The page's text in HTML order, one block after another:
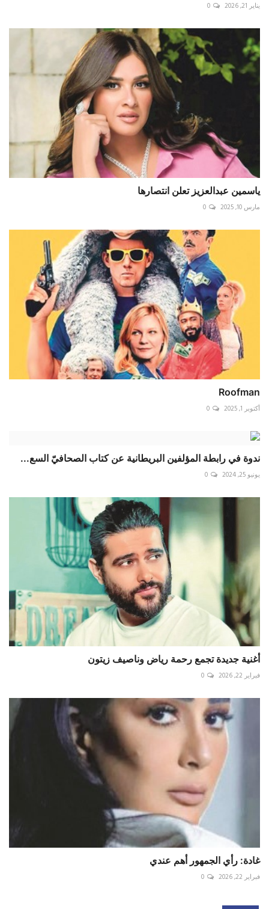
يناير 21, 2026 0
ياسمين عبدالعزيز تعلن انتصارها
مارس 10, 2025 0
Roofman
أكتوبر 1, 2025 0
ندوة في رابطة المؤلفين البريطانية عن كتاب الصحافيّ السع...
يونيو 25, 2024 0
أغنية جديدة تجمع رحمة رياض وناصيف زيتون
فبراير 22, 2026 0
غادة: رأي الجمهور أهم عندي
فبراير 22, 2026 0